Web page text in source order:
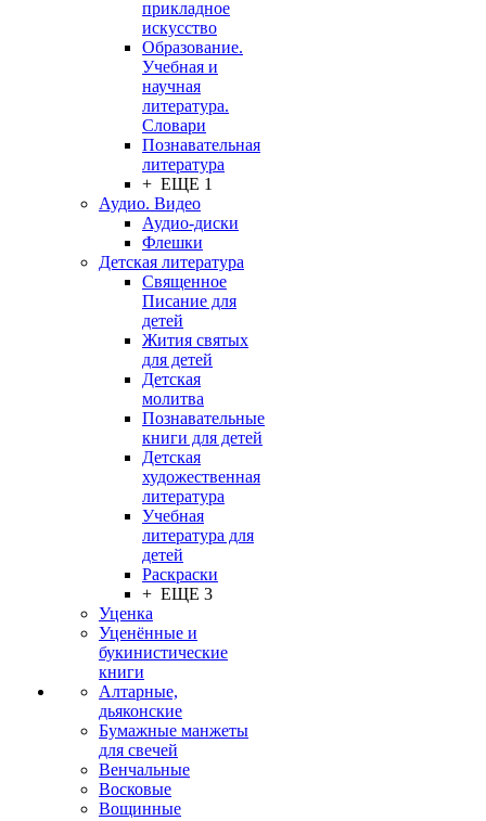
прикладное
искусство
Образование.
Учебная и
научная
литература.
Словари
Познавательная
литература
+ ЕЩЕ 1
Аудио. Видео
Аудио-диски
Флешки
Детская литература
Священное
Писание для
детей
Жития святых
для детей
Детская
молитва
Познавательные
книги для детей
Детская
художественная
литература
Учебная
литература для
детей
Раскраски
+ ЕЩЕ 3
Уценка
Уценённые и
букинистические
книги
Алтарные,
дьяконские
Бумажные манжеты
для свечей
Венчальные
Восковые
Вощинные